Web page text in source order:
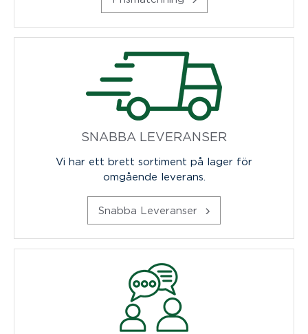
SNABBA LEVERANSER
Vi har ett brett sortiment på lager för
omgående leverans.
Snabba Leveranser